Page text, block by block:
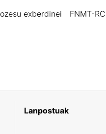
exberdinei
FNMT-
Lanpostuak